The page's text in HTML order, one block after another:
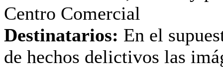
Centro Comercial
Destinatarios: En el
de hechos delictivos las